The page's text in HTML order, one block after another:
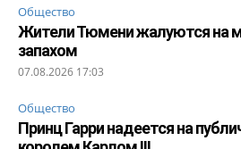
Общество
Жители Тюмени жалуются на
запахом
07.08.2026 17:03
Общество
Принц Гарри надеется на